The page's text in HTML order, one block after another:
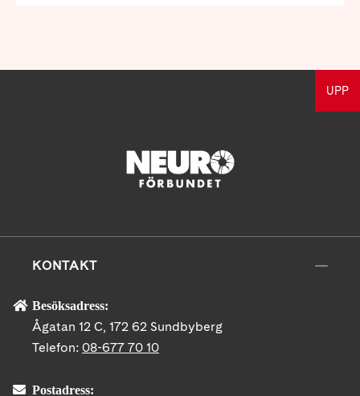
UPP
KONTAKT
Besöksadress:
Ågatan 12 C, 172 62 Sundbyberg
Telefon: 08-677 70 10
Postadress: